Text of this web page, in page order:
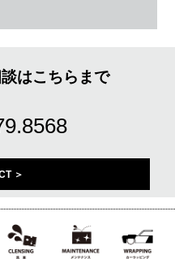
はこちらまで
＞